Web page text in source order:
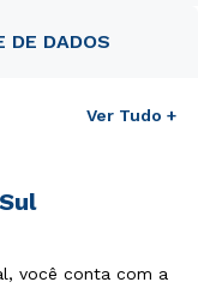
DE DADOS
Ver Tudo +
você conta com a